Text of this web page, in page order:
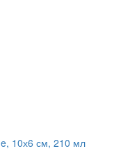
10х6 см, 210 мл